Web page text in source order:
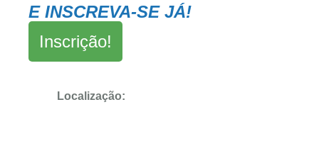
E INSCREVA-SE JÁ!
Inscrição!
Localização: